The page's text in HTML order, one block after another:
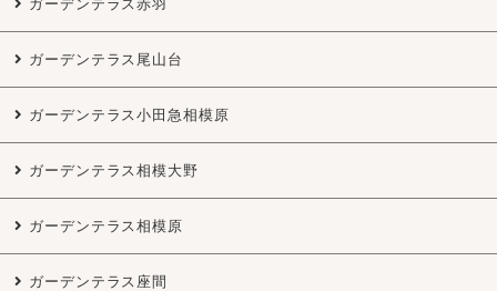
ガーデンテラス赤羽
ガーデンテラス尾山台
ガーデンテラス小田急相模原
ガーデンテラス相模大野
ガーデンテラス相模原
ガーデンテラス座間